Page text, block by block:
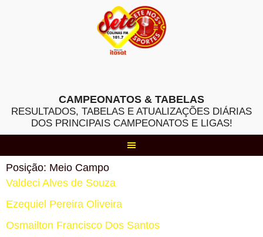
CAMPEONATOS & TABELAS
RESULTADOS, TABELAS E ATUALIZAÇÕES DIÁRIAS
DOS PRINCIPAIS CAMPEONATOS E LIGAS!
Posição: Meio Campo
Valdeci Alves de Souza
Ezequiel Pereira Oliveira
Osmailton Francisco Dos Santos